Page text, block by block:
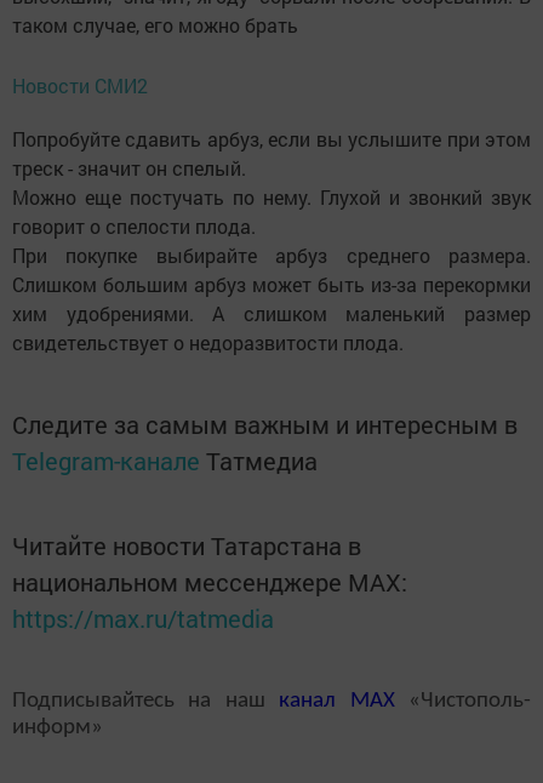
таком случае, его можно брать
Новости СМИ2
Попробуйте сдавить арбуз, если вы услышите при этом
треск - значит он спелый.
Можно еще постучать по нему. Глухой и звонкий звук
говорит о спелости плода.
При покупке выбирайте арбуз среднего размера.
Слишком большим арбуз может быть из-за перекормки
хим удобрениями. А слишком маленький размер
свидетельствует о недоразвитости плода.
Следите за самым важным и интересным в
Telegram-канале Татмедиа
Читайте новости Татарстана в
национальном мессенджере MАХ:
https://max.ru/tatmedia
Подписывайтесь на наш канал MAX«Чистополь-
информ»